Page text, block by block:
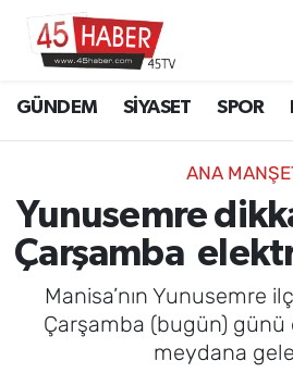
GÜNDEM SİYASET SPOR
ANA
Yunusemre
Çarşamba
Manisa’nın Yunusemre
Çarşamba (bugün) günü
meydana
SİYASET
EKONOMİ
3.SAYFA
Manisa Hava Durumu
Manisa Namaz Vakitleri
Manisa Trafik Yoğunluk
Süper Lig Puan Durumu
Tüm Manşetler